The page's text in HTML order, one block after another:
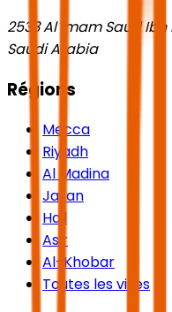
2533 Al Imam Saud Ibn
Saudi Arabia
Régions
Mecca
Riyadh
Al Madina
Jazan
Hail
Asir
Al-Khobar
Toutes les villes